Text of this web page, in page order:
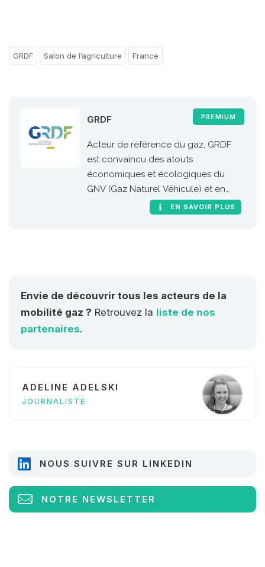
GRDF Salon de l’agriculture France
PREMIUM
GRDF
Acteur de référence du gaz, GRDF
est convaincu des atouts
économiques et écologiques du
GNV (Gaz Naturel Véhicule) et en
particulier de sa version 100 %
EN SAVOIR PLUS
Envie de découvrir tous les acteurs de la
mobilité gaz ? Retrouvez la liste de nos
partenaires.
ADELINE ADELSKI
JOURNALISTE
NOUS SUIVRE SUR LINKEDIN
NOTRE NEWSLETTER